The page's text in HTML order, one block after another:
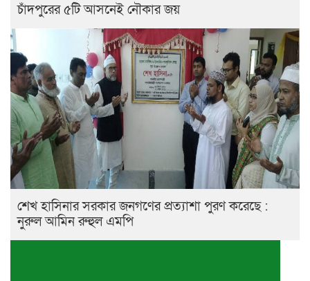
চাঁদপুরের ৫টি আসনেই নৌকার জয়
শেখ হাসিনার সরকার জনগণের প্রত্যাশা পুরণ করেছে :
নুরুল আমিন রুহুল এমপি